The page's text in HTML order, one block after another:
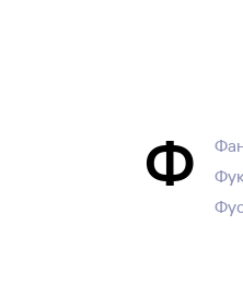
Ф